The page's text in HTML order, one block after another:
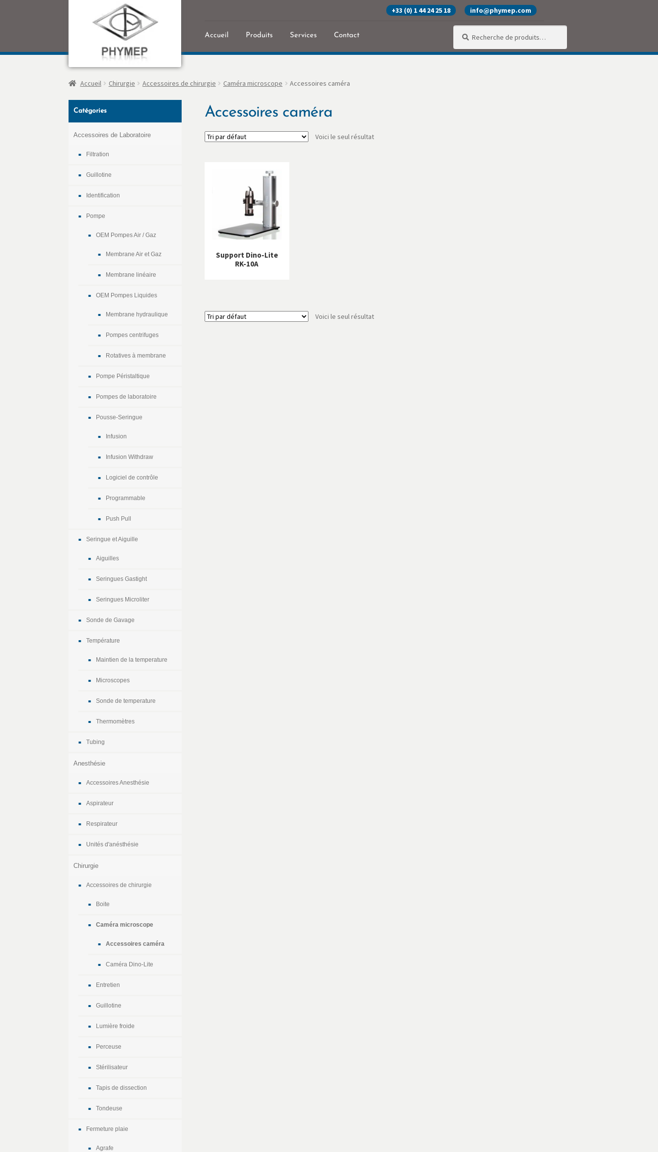
+33 (0) 1 44 24 25 18 info@phymep.com
Accueil Produits Services Contact
Recherche
pour :
Accueil Chirurgie Accessoires de chirurgie Caméra microscope Accessoires caméra
Accessoires caméra
Voici le seul résultat
Support Dino-Lite
RK-10A
Voici le seul résultat
Catégories
Accessoires de Laboratoire
Filtration
Guillotine
Identification
Pompe
OEM Pompes Air / Gaz
Membrane Air et Gaz
Membrane linéaire
OEM Pompes Liquides
Membrane hydraulique
Pompes centrifuges
Rotatives à membrane
Pompe Péristaltique
Pompes de laboratoire
Pousse-Seringue
Infusion
Infusion Withdraw
Logiciel de contrôle
Programmable
Push Pull
Seringue et Aiguille
Aiguilles
Seringues Gastight
Seringues Microliter
Sonde de Gavage
Température
Maintien de la temperature
Microscopes
Sonde de temperature
Thermomètres
Tubing
Anesthésie
Accessoires Anesthésie
Aspirateur
Respirateur
Unités d'anésthésie
Chirurgie
Accessoires de chirurgie
Boite
Caméra microscope
Accessoires caméra
Caméra Dino-Lite
Entretien
Guillotine
Lumière froide
Perceuse
Stérilisateur
Tapis de dissection
Tondeuse
Fermeture plaie
Agrafe